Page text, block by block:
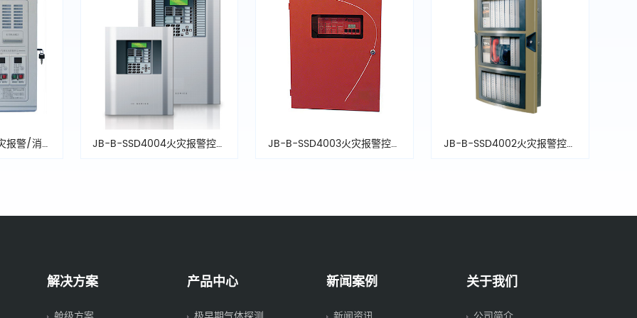
报警/消防
JB-B-SSD4004火灾报警控制
JB-B-SSD4003火灾报警控制
JB-B-SSD4002火灾报警控制
解决方案 产品中心 新闻案例 关于我们